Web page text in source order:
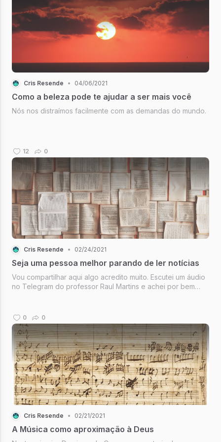
Cris Resende • 04/06/2021
Como a beleza pode te ajudar a ser mais você
Nós nos distraímos facilmente com as demandas do mundo.
12 0
Cris Resende • 02/24/2021
Seja uma pessoa melhor parando de ler notícias
Vou compartilhar aqui algo acredito muito. Escutei um áudio
no Telegram do professor Raul Martins e achei por bem
importante.
0 0
Cris Resende • 02/21/2021
A Música como aproximação à Deus